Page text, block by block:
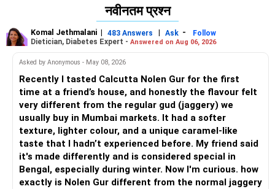
नवीनतम प्रश्न
Komal Jethmalani | 483 Answers | Ask -
Follow
Dietician, Diabetes Expert - Answered on Aug 06, 2026
Asked by Anonymous - May 08, 2026
Recently I tasted Calcutta Nolen Gur for the first
time at a friend’s house, and honestly the flavour felt
very different from the regular gud (jaggery) we
usually buy in Mumbai markets. It had a softer
texture, lighter colour, and a unique caramel-like
taste that I hadn’t experienced before. My friend said
it's made differently and is considered special in
Bengal, especially during winter. Now I'm curious. how
exactly is Nolen Gur different from the normal jaggery